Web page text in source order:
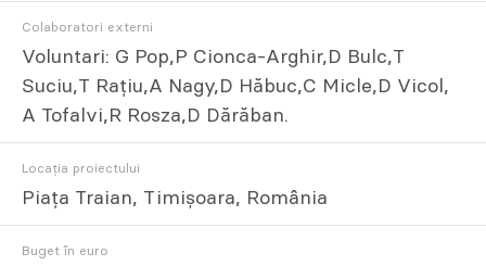
Colaboratori externi
Voluntari: G Pop,P Cionca-Arghir,D Bulc,T
Suciu,T Rațiu,A Nagy,D Hăbuc,C Micle,D Vicol,
A Tofalvi,R Rosza,D Dărăban.
Locația proiectului
Piața Traian, Timișoara, România
Buget în euro